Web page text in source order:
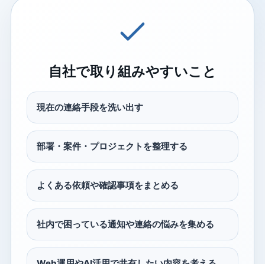
自社で取り組みやすいこと
現在の連絡手段を洗い出す
部署・案件・プロジェクトを整理する
よくある依頼や確認事項をまとめる
社内で困っている通知や連絡の悩みを集める